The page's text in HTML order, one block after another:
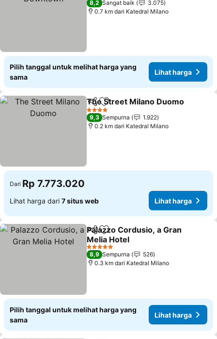
8,2 Sangat baik
3.075
0.7 km dari Katedral Milano
Pilih tanggal untuk melihat harga yang
sama
Lihat harga
BagikanTambahkan ke favorit
The Street Milano Duomo
4 Bintang
9,3 Sempurna
1.922
0.2 km dari Katedral Milano
Dari Rp 7.773.020
Lihat harga dari 7 situs web Lihat harga
BagikanTambahkan ke favorit
Palazzo Cordusio, a Gran
Melia Hotel
Lihat harga
5 Bintang
8,9 Sempurna
526
0.3 km dari Katedral Milano
Pilih tanggal untuk melihat harga yang
sama
Lihat harga